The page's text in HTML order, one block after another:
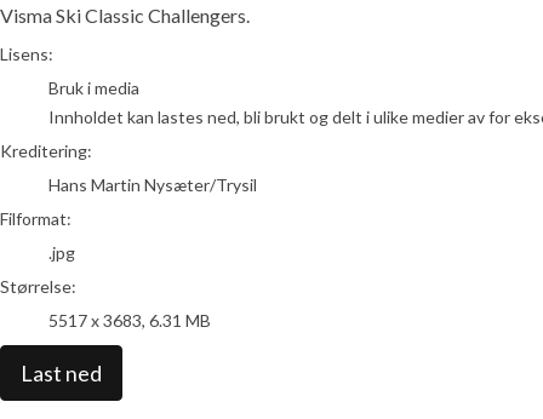
Visma Ski Classic Challengers.
Hans Martin Nysæter/Trysil
Lisens:
Bruk i media
Innholdet kan lastes ned, bli brukt og delt i ulike medier av for
Kreditering:
Hans Martin Nysæter/Trysil
Filformat:
.jpg
Størrelse:
5517 x 3683, 6.31 MB
Last ned